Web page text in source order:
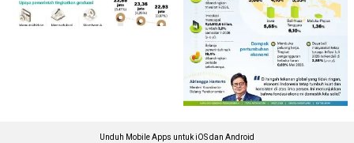
Unduh Mobile Apps untuk iOS dan Android